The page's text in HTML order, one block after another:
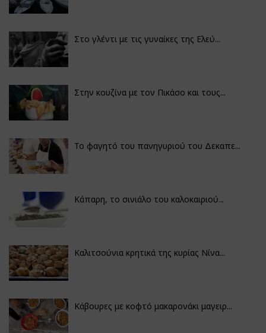
Στο γλέντι με τις γυναίκες της Ελεύ...
Στην κουζίνα με τον Πικάσο και τους...
Το φαγητό του πανηγυριού του Δεκαπε...
Κάπαρη, το σινιάλο του καλοκαιριού...
Καλιτσούνια κρητικά της κυρίας Νίνα...
Κάβουρες με κοφτό μακαρονάκι μαγειρ...